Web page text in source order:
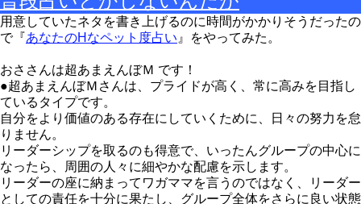
用意していたネタを書き上げるのに時間がかかりそうだったの
で『あなたのHなペット度占い 』をやってみた。
おささんは超あまえんぼＭ です！
●超あまえんぼＭさんは、プライドが高く、常に高みを目指し
ているタイプです。
自分をより価値のある存在にしていくために、日々の努力を怠
りません。
リーダーシップを取るのも得意で、いったんグループの中心に
なったら、周囲の人々に細やかな配慮を示します。
リーダーの座に納まってワガママを言うのではなく、リーダー
としての責任を十分に果たし、グループ全体をさらに良い状態